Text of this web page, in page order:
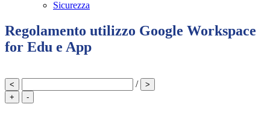
Sicurezza
Regolamento utilizzo Google Workspace
for Edu e App
< /
>
+
-